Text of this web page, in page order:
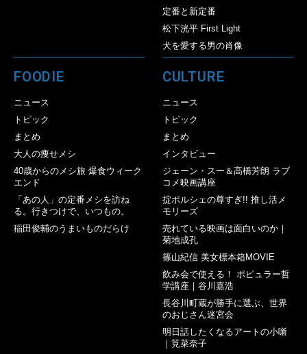
定番と新定番
松下洸平 First Light
犬を愛する男の肖像
FOODIE
ニュース
トピック
まとめ
大人の痩せメシ
40歳からのメシ旅 爆食ウィーク
エンド
「あの人」の定番メシを訪ね
る。行きつけで、いつもの。
稲田俊輔のうまいものだらけ
CULTURE
ニュース
トピック
まとめ
インタビュー
ジェーン・スー＆高橋芳朗 ラブ
コメ映画講座
掟ポルシェの尊すぎ!! 推し活メ
モリーズ
売れている映画は面白いのか｜
菊地成孔
篠山紀信 美女標本箱MOVIE
飲み会で使える！ ポピュラー哲
学講座｜谷川嘉浩
長谷川町蔵が勝手に選ぶ、世界
のおじさん迷宮会
明日話したくなるアートの小噺
｜筧菜奈子